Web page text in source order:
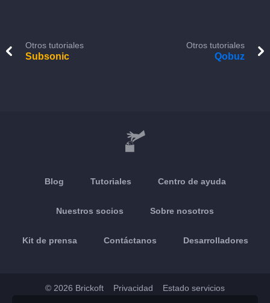
Otros tutoriales
Subsonic
Otros tutoriales
Qobuz
Blog Tutoriales Centro de ayuda
Nuestros socios Sobre nosotros
Kit de prensa Contáctanos Desarrolladores
© 2026 Brickoft Privacidad Estado servicios